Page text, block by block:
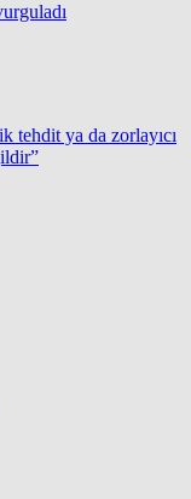
tehdit ya da zorlayıcı